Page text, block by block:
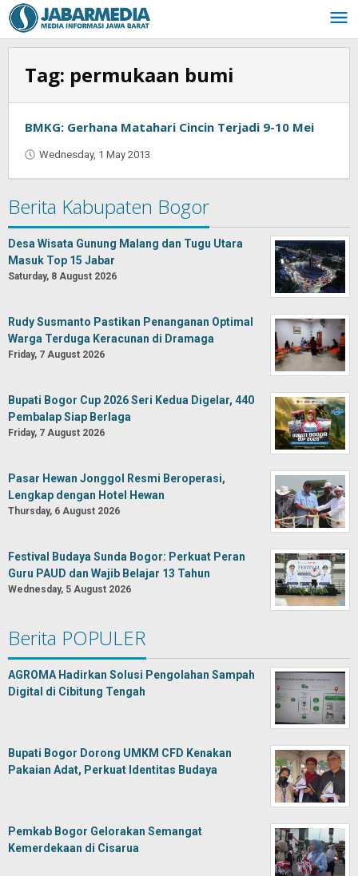
Skip
to
content
Tag: permukaan bumi
BMKG: Gerhana Matahari Cincin Terjadi 9-10 Mei
Wednesday, 1 May 2013
Berita Kabupaten Bogor
Desa Wisata Gunung Malang dan Tugu Utara
Masuk Top 15 Jabar
Saturday, 8 August 2026
Rudy Susmanto Pastikan Penanganan Optimal
Warga Terduga Keracunan di Dramaga
Friday, 7 August 2026
Bupati Bogor Cup 2026 Seri Kedua Digelar, 440
Pembalap Siap Berlaga
Friday, 7 August 2026
Pasar Hewan Jonggol Resmi Beroperasi,
Lengkap dengan Hotel Hewan
Thursday, 6 August 2026
Festival Budaya Sunda Bogor: Perkuat Peran
Guru PAUD dan Wajib Belajar 13 Tahun
Wednesday, 5 August 2026
Berita POPULER
AGROMA Hadirkan Solusi Pengolahan Sampah
Digital di Cibitung Tengah
Bupati Bogor Dorong UMKM CFD Kenakan
Pakaian Adat, Perkuat Identitas Budaya
Pemkab Bogor Gelorakan Semangat
Kemerdekaan di Cisarua